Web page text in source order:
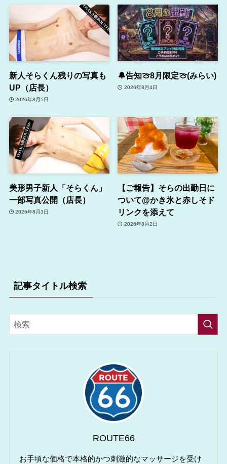
新人そらくん残りの写真も
UP（店長）
2026年8月5日
🔔告知🍈8月限定🍈(みらい)
2026年8月4日
美形男子新人「そらくん」
一部写真公開（店長）
2026年8月3日
【ご報告】そらの出勤日に
ついて@かき氷と赤しそド
リンクを添えて
2026年8月2日
記事タイトル検索
ROUTE66
お手頃な価格で本格的かつ刺激的なマッサージを受け